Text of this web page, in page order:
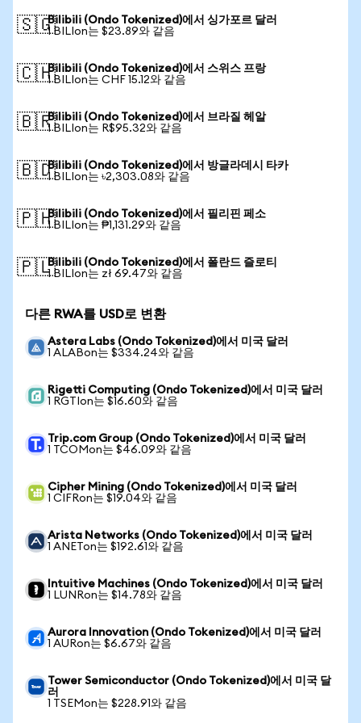
🇸🇬Bilibili (Ondo Tokenized)에서 싱가포르 달러
1 BILIon는 $23.89와 같음
🇨🇭Bilibili (Ondo Tokenized)에서 스위스 프랑
1 BILIon는 CHF 15.12와 같음
🇧🇷Bilibili (Ondo Tokenized)에서 브라질 헤알
1 BILIon는 R$95.32와 같음
🇧🇩Bilibili (Ondo Tokenized)에서 방글라데시 타카
1 BILIon는 ৳2,303.08와 같음
🇵🇭Bilibili (Ondo Tokenized)에서 필리핀 페소
1 BILIon는 ₱1,131.29와 같음
🇵🇱Bilibili (Ondo Tokenized)에서 폴란드 즐로티
1 BILIon는 zł 69.47와 같음
다른 RWA를 USD로 변환
Astera Labs (Ondo Tokenized)에서 미국 달러
1 ALABon는 $334.24와 같음
Rigetti Computing (Ondo Tokenized)에서 미국 달러
1 RGTIon는 $16.60와 같음
Trip.com Group (Ondo Tokenized)에서 미국 달러
1 TCOMon는 $46.09와 같음
Cipher Mining (Ondo Tokenized)에서 미국 달러
1 CIFRon는 $19.04와 같음
Arista Networks (Ondo Tokenized)에서 미국 달러
1 ANETon는 $192.61와 같음
Intuitive Machines (Ondo Tokenized)에서 미국 달러
1 LUNRon는 $14.78와 같음
Aurora Innovation (Ondo Tokenized)에서 미국 달러
1 AURon는 $6.67와 같음
Tower Semiconductor (Ondo Tokenized)에서 미국 달
러
1 TSEMon는 $228.91와 같음